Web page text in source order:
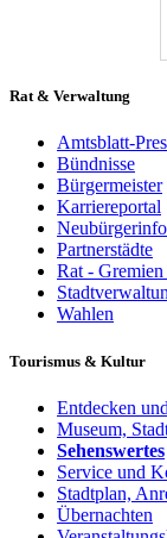
Rat & Verwaltung
Amtsblatt-
Bündnisse
Bürgermeister
Karriereportal
Partnerstädte
Rat -
Wahlen
Tourismus & Kultur
Entdecken
Museum,
Sehenswertes
Service und
Stadtplan,
Übernachten